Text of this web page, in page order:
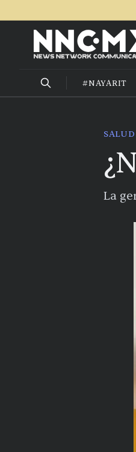
#NAYARIT
SALUD
La